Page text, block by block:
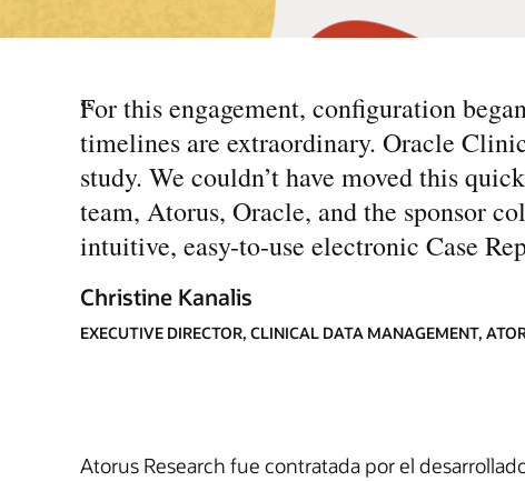
“
For this engagement, configuration
timelines are extraordinary. Oracle
study. We couldn’t have moved this
team, Atorus, Oracle, and the sponsor
intuitive, easy-to-use electronic Case
Christine Kanalis
EXECUTIVE DIRECTOR, CLINICAL DATA MANAGEMENT,
Atorus Research fue contratada por el